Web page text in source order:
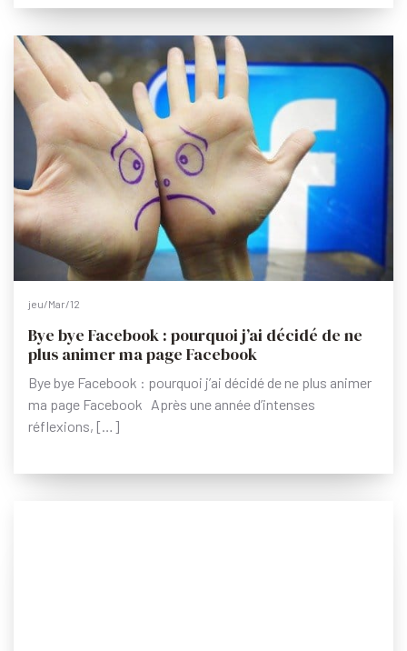
jeu/Mar/12
Bye bye Facebook : pourquoi j’ai décidé de ne
plus animer ma page Facebook
Bye bye Facebook : pourquoi j’ai décidé de ne plus animer
ma page Facebook Après une année d’intenses
réflexions, […]